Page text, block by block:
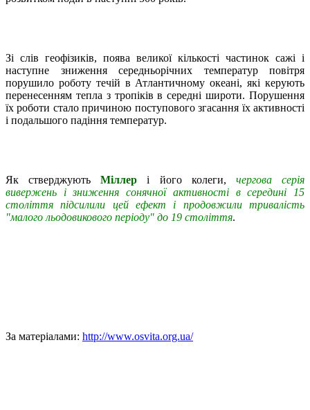
Зі слів геофізиків, поява великої кількості частинок сажі і
наступне зниження середньорічних температур повітря
порушило роботу течій в Атлантичному океані, які керують
перенесенням тепла з тропіків в середні широти. Порушення
їх роботи стало причиною поступового згасання їх активності
і подальшого падіння температур.
Як стверджуютьМіллер і його колеги, чергова серія
вивержень і зниження сонячної активності в середині 15
століття підсилили цей ефект і продовжили тривалість
"малого льодовикового періоду" до 19 століття.
За матеріалами: http://www.osvita.org.ua/